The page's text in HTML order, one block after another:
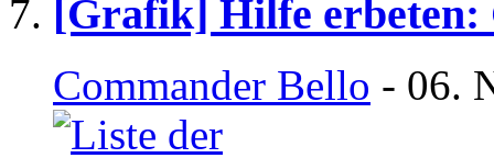
[Grafik] Hilfe
Commander Bello - 06.